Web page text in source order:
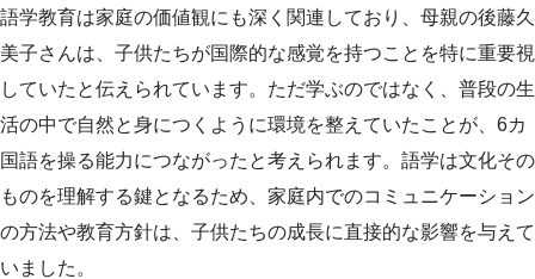
語学教育は家庭の価値観にも深く関連しており、母親の後藤久
美子さんは、子供たちが国際的な感覚を持つことを特に重要視
していたと伝えられています。ただ学ぶのではなく、普段の生
活の中で自然と身につくように環境を整えていたことが、6カ
国語を操る能力につながったと考えられます。語学は文化その
ものを理解する鍵となるため、家庭内でのコミュニケーション
の方法や教育方針は、子供たちの成長に直接的な影響を与えて
いました。